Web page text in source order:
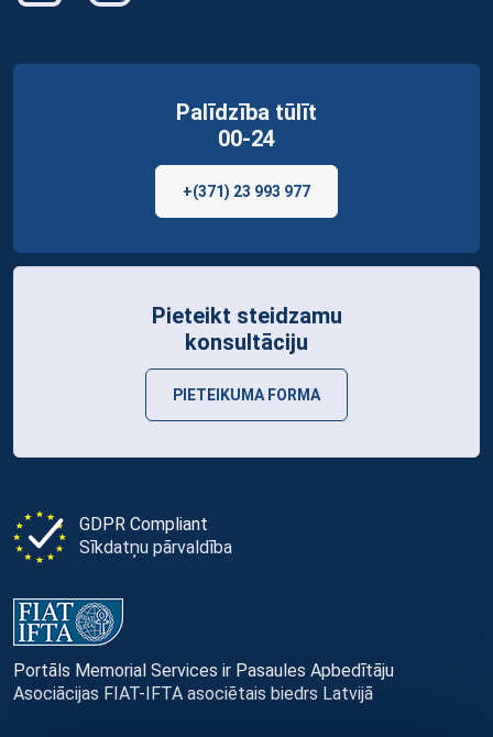
GDPR Compliant
Sīkdatņu pārvaldība
Portāls Memorial Services ir Pasaules Apbedītāju
Asociācijas FIAT-IFTA asociētais biedrs Latvijā
Palīdzība tūlīt
00-24
+(371) 23 993 977
Pieteikt steidzamu
konsultāciju
PIETEIKUMA FORMA